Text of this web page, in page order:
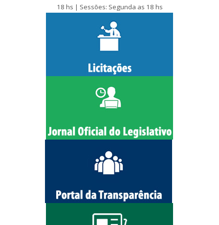
18 hs | Sessões: Segunda as 18 hs